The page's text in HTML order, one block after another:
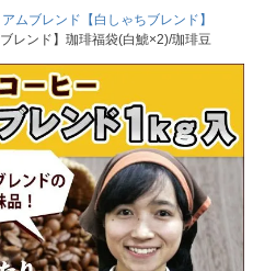
ムブレンド【白しゃちブレンド】
レンド】珈琲福袋(白鯱×2)/珈琲豆